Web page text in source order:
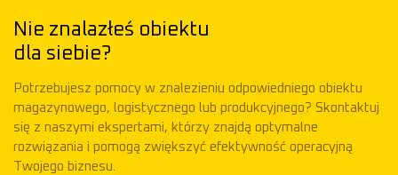
Nie znalazłeś obiektu
dla siebie?
Potrzebujesz pomocy w znalezieniu odpowiedniego obiektu
magazynowego, logistycznego lub produkcyjnego? Skontaktuj
się z naszymi ekspertami, którzy znajdą optymalne
rozwiązania i pomogą zwiększyć efektywność operacyjną
Twojego biznesu.